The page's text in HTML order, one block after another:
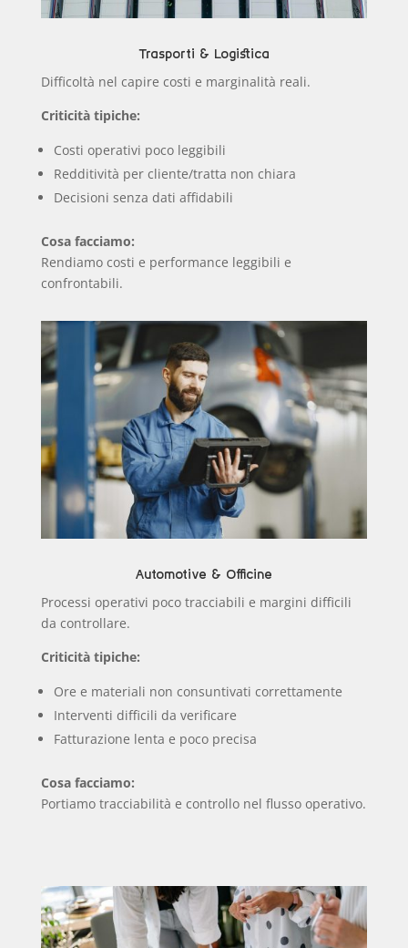
Trasporti & Logistica
Difficoltà nel capire costi e marginalità reali.
Criticità tipiche:
Costi operativi poco leggibili
Redditività per cliente/tratta non chiara
Decisioni senza dati affidabili
Cosa facciamo:
Rendiamo costi e performance leggibili e
confrontabili.
Automotive & Officine
Processi operativi poco tracciabili e margini difficili
da controllare.
Criticità tipiche:
Ore e materiali non consuntivati correttamente
Interventi difficili da verificare
Fatturazione lenta e poco precisa
Cosa facciamo:
Portiamo tracciabilità e controllo nel flusso operativo.